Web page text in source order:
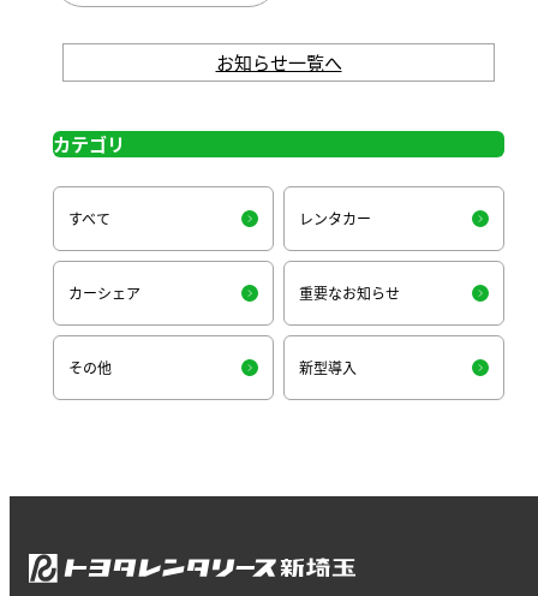
お知らせ一覧へ
カテゴリ
すべて レンタカー
カーシェア 重要なお知らせ
その他 新型導入